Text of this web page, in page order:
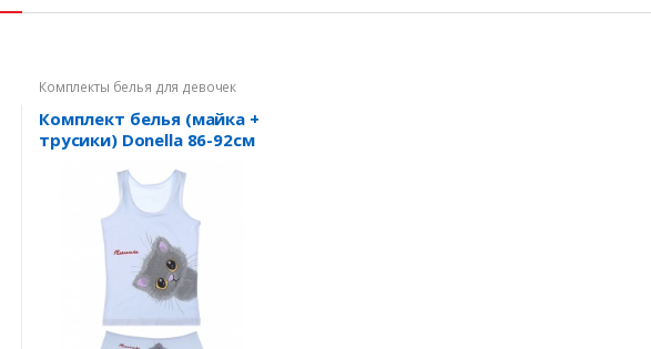
Комплекты белья для девочек
Комплект белья (майка +
трусики) Donella 86-92см